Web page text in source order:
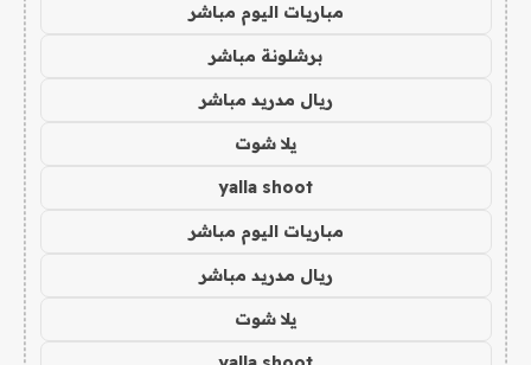
مباريات اليوم مباشر
برشلونة مباشر
ريال مدريد مباشر
يلا شوت
yalla shoot
مباريات اليوم مباشر
ريال مدريد مباشر
يلا شوت